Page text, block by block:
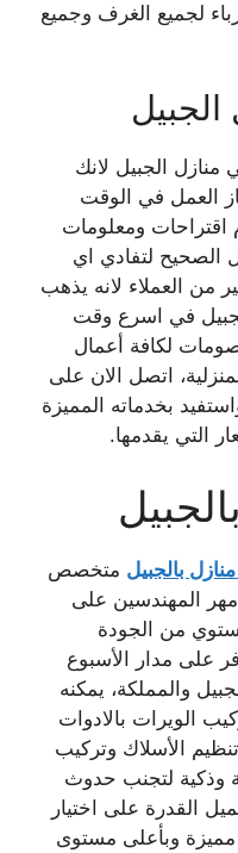
لجميع الغرف وجميع
منازل الجبيل لانك
العمل في الوقت
اقتراحات ومعلومات
الصحيح لتفادي اي
من العملاء لانه يذهب
في اسرع وقت
لكافة أعمال
اتصل الان على
بخدماته المميزة
بالجبيل متخصص
المهندسين على
من الجودة
على مدار الأسبوع
والمملكة، يمكنه
الويرات بالادوات
الأسلاك وتركيب
وذكية لتجنب حدوث
القدرة على اختيار
وبأعلى مستوى